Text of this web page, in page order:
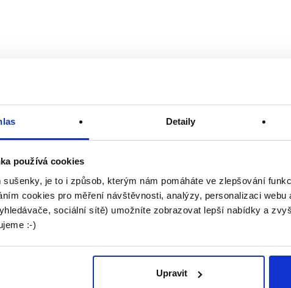
Detaily
používá cookies
sušenky, je to i způsob, kterým nám pomáháte ve zlepšování
cookies pro měření návštěvnosti, analýzy, personalizaci webu
sociální sítě) umožníte zobrazovat lepší nabídky a
:-)
Upravit